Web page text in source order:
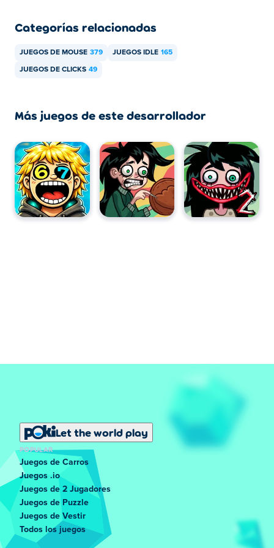
Categorías relacionadas
JUEGOS DE MOUSE 379 JUEGOS IDLE 165
JUEGOS DE CLICKS 49
Más juegos de este desarrollador
Let the world play
POPULAR
Juegos de Carros
Juegos .io
Juegos de 2 Jugadores
Juegos de Puzzle
Juegos de Vestir
Todos los juegos